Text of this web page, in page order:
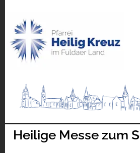
Heilige Messe zum